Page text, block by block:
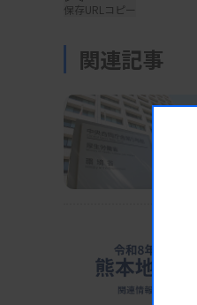
対象となる造血
時期は異なる。
例えば、急性リ
だけでなく再発
約80％の患者で
予測が可能にな
保存URLコピー
関連記事